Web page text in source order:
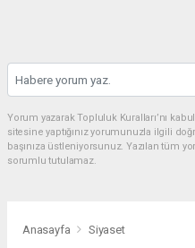
Yorum yazarak Topluluk Kuralları’nı
sitesine yaptığınız yorumunuzla ilgili
başınıza üstleniyorsunuz. Yazılan tüm
sorumlu tutulamaz.
Anasayfa Siyaset